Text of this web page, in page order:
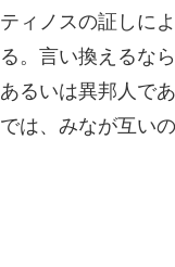
ィノスの証しに
。言い換えるな
るいは異邦人で
は、みなが互い